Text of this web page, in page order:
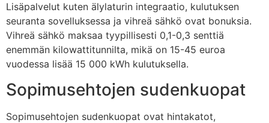
Lisäpalvelut kuten älylaturin integraatio, kulutuksen
seuranta sovelluksessa ja vihreä sähkö ovat bonuksia.
Vihreä sähkö maksaa tyypillisesti 0,1-0,3 senttiä
enemmän kilowattitunnilta, mikä on 15-45 euroa
vuodessa lisää 15 000 kWh kulutuksella.
Sopimusehtojen sudenkuopat
Sopimusehtojen sudenkuopat ovat hintakatot,